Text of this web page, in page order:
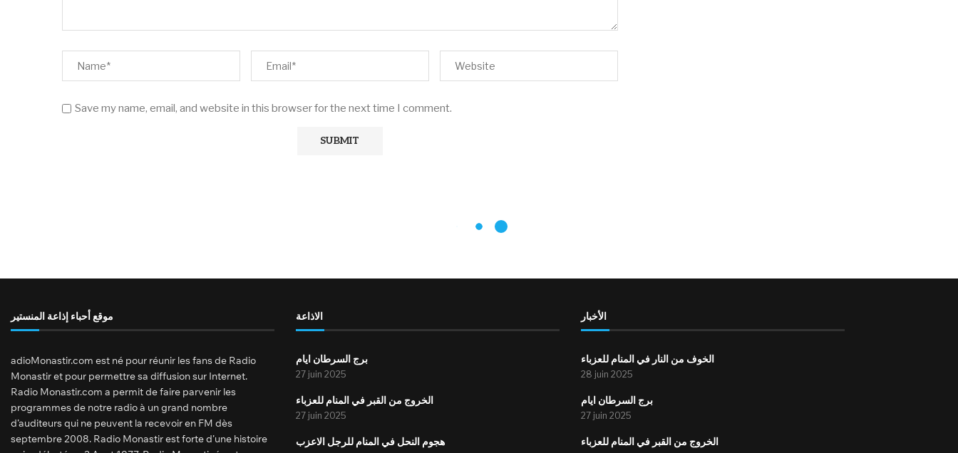
Save my name, email, and website in this browser for the next time I comment.
موقع أحباء إذاعة المنستير
adioMonastir.com est né pour réunir les fans de Radio
Monastir et pour permettre sa diffusion sur Internet.
Radio Monastir.com a permit de faire parvenir les
programmes de notre radio à un grand nombre
d’auditeurs qui ne peuvent la recevoir en FM dès
septembre 2008. Radio Monastir est forte d’une histoire
الاذاعة
برج السرطان ايام
27 juin 2025
الخروج من القبر في المنام للعزباء
27 juin 2025
هجوم النحل في المنام للرجل الاعزب
الأخبار
الخوف من النار في المنام للعزباء
28 juin 2025
برج السرطان ايام
27 juin 2025
الخروج من القبر في المنام للعزباء